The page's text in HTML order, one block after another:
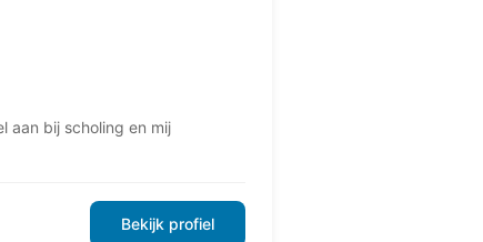
aan bij scholing en mij
Bekijk profiel